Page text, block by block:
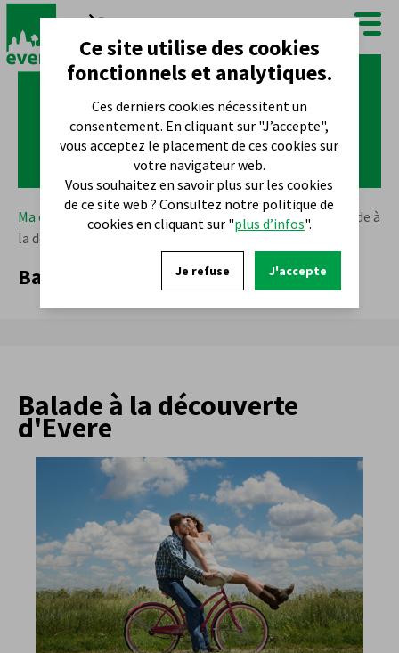
Ma commune Que faire ? 900 ans d'Evere
Balade à
la découverte d'Evere
Balade à la découverte d'Evere
Balade à la découverte
d'Evere
Ce site utilise des cookies
fonctionnels et analytiques.
Ces derniers cookies nécessitent un
consentement. En cliquant sur "J’accepte",
vous acceptez le placement de ces cookies sur
votre navigateur web.
Vous souhaitez en savoir plus sur les cookies
de ce site web ? Consultez notre politique de
cookies en cliquant sur "plus d’infos".
Je refuse J'accepte